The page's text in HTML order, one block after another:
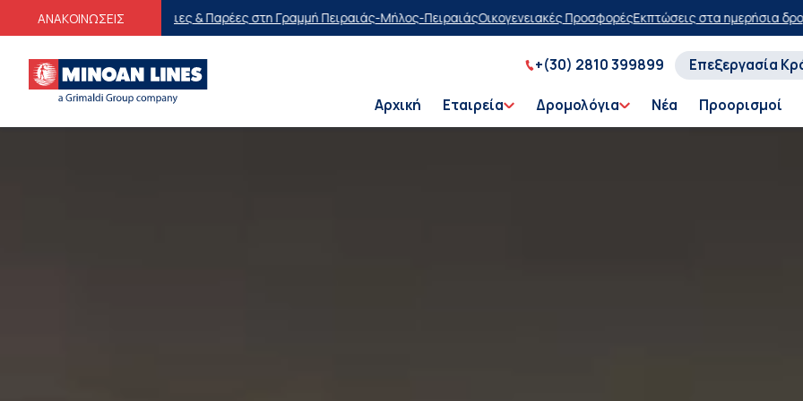
ΑΝΑΚΟΙΝΩΣΕΙΣ
στη Γραμμή Πειραιάς-Μήλος-ΠειραιάςΟικογενειακές ΠροσφορέςΕκπτώσεις στα ημερήσια δρομολόγιαΑγοράστε τώρα, πληρώστε
+(30) 2810 399899 Επεξεργασία
Αρχική Εταιρεία Δρομολόγια Νέα Προορισμοί